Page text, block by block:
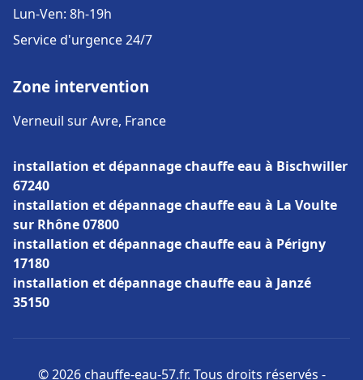
Lun-Ven: 8h-19h
Service d'urgence 24/7
Zone intervention
Verneuil sur Avre, France
installation et dépannage chauffe eau à Bischwiller
67240
installation et dépannage chauffe eau à La Voulte
sur Rhône 07800
installation et dépannage chauffe eau à Périgny
17180
installation et dépannage chauffe eau à Janzé
35150
© 2026 chauffe-eau-57.fr. Tous droits réservés -